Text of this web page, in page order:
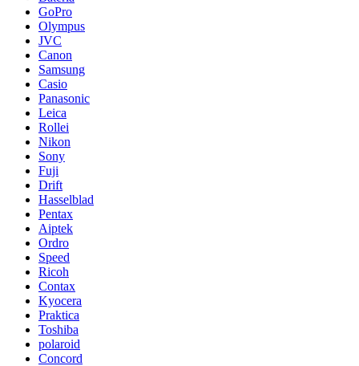
GoPro
Olympus
JVC
Canon
Samsung
Casio
Panasonic
Leica
Rollei
Nikon
Sony
Fuji
Drift
Hasselblad
Pentax
Aiptek
Ordro
Speed
Ricoh
Contax
Kyocera
Praktica
Toshiba
polaroid
Concord